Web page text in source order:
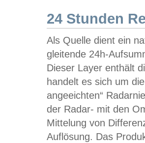
24 Stunden
Als Quelle dient ein
gleitende 24h-
Dieser Layer enthält
handelt es sich um
angeeichten“
der Radar- mit den
Mittelung von
Auflösung. Das